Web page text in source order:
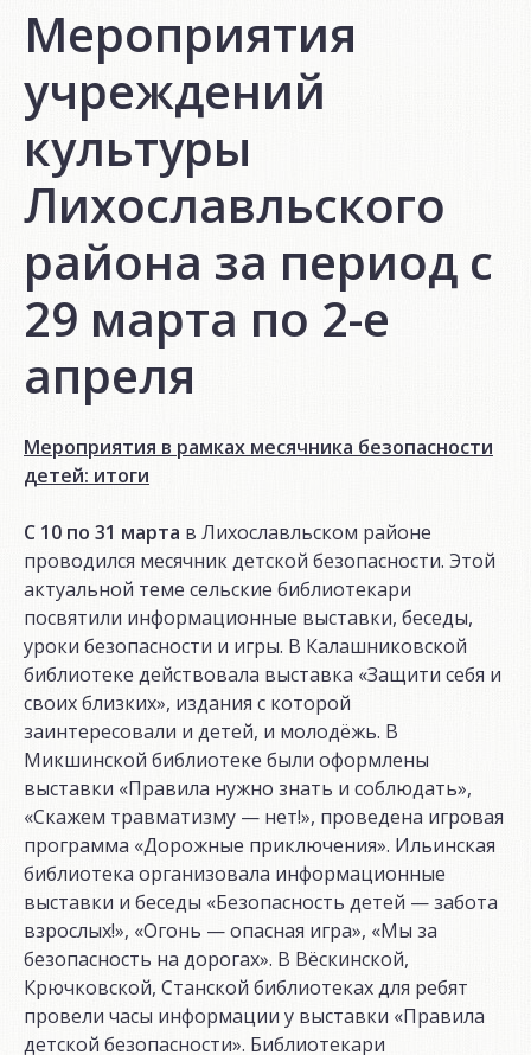
Мероприятия
учреждений
культуры
Лихославльского
района за период с
29 марта по 2-е
апреля
Мероприятия в рамках месячника безопасности
детей: итоги
С 10 по 31 марта в Лихославльском районе
проводился месячник детской безопасности. Этой
актуальной теме сельские библиотекари
посвятили информационные выставки, беседы,
уроки безопасности и игры. В Калашниковской
библиотеке действовала выставка «Защити себя и
своих близких», издания с которой
заинтересовали и детей, и молодёжь. В
Микшинской библиотеке были оформлены
выставки «Правила нужно знать и соблюдать»,
«Скажем травматизму — нет!», проведена игровая
программа «Дорожные приключения». Ильинская
библиотека организовала информационные
выставки и беседы «Безопасность детей — забота
взрослых!», «Огонь — опасная игра», «Мы за
безопасность на дорогах». В Вёскинской,
Крючковской, Станской библиотеках для ребят
провели часы информации у выставки «Правила
детской безопасности». Библиотекари